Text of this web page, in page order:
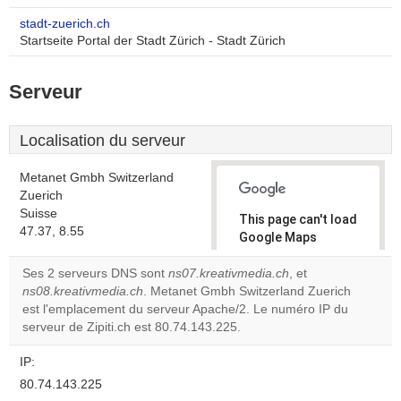
stadt-zuerich.ch
Startseite Portal der Stadt Zürich - Stadt Zürich
Serveur
Localisation du serveur
Metanet Gmbh Switzerland
Zuerich
Suisse
47.37, 8.55
This page can't load
Google Maps
correctly.
Do you
own this
OK
Ses 2 serveurs DNS sont ns07.kreativmedia.ch, et
ns08.kreativmedia.ch. Metanet Gmbh Switzerland Zuerich
est l'emplacement du serveur Apache/2. Le numéro IP du
serveur de Zipiti.ch est 80.74.143.225.
IP:
80.74.143.225